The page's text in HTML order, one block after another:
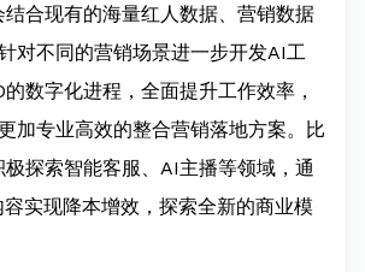
结合现有的海量红人数据、营销数据
对不同的营销场景进一步开发AI工
的数字化进程，全面提升工作效率，
加专业高效的整合营销落地方案。比
极探索智能客服、AI主播等领域，通
实现降本增效，探索全新的商业模